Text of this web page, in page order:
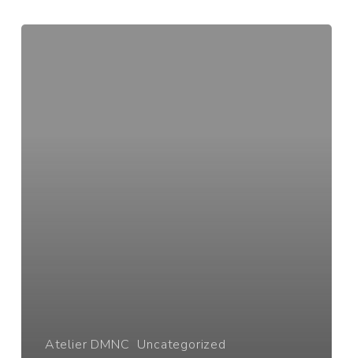
Atelier DMNC Uncategorized